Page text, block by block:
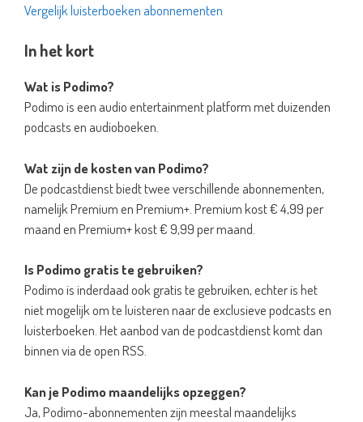
Vergelijk luisterboeken abonnementen
In het kort
Wat is Podimo?
Podimo is een audio entertainment platform met duizenden
podcasts en audioboeken.
Wat zijn de kosten van Podimo?
De podcastdienst biedt twee verschillende abonnementen,
namelijk Premium en Premium+. Premium kost € 4,99 per
maand en Premium+ kost € 9,99 per maand.
Is Podimo gratis te gebruiken?
Podimo is inderdaad ook gratis te gebruiken, echter is het
niet mogelijk om te luisteren naar de exclusieve podcasts en
luisterboeken. Het aanbod van de podcastdienst komt dan
binnen via de open RSS.
Kan je Podimo maandelijks opzeggen?
Ja, Podimo-abonnementen zijn meestal maandelijks